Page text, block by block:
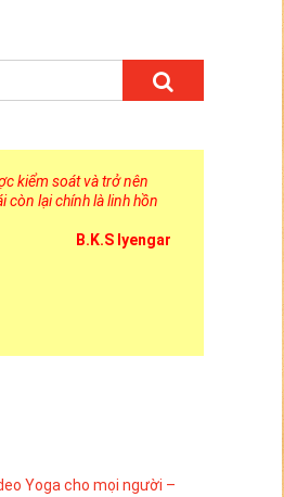
kiểm soát và trở nên
còn lại chính là linh hồn
B.K.S Iyengar
Yoga cho mọi người –